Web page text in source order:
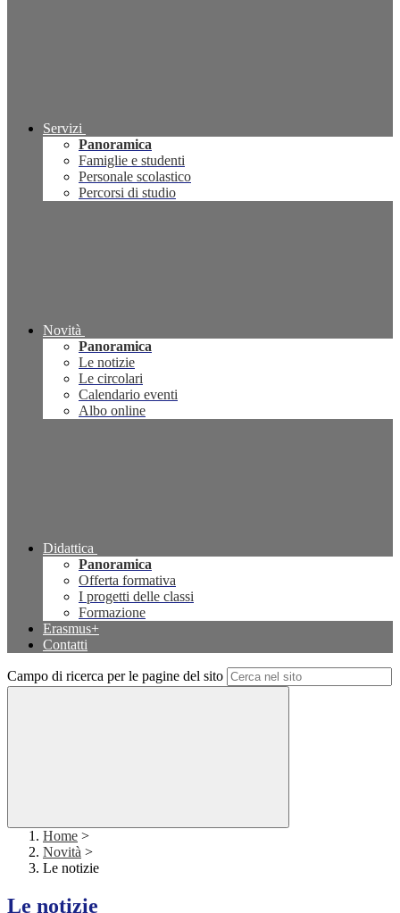
Servizi
Panoramica
Famiglie e studenti
Personale scolastico
Percorsi di studio
Novità
Panoramica
Le notizie
Le circolari
Calendario eventi
Albo online
Didattica
Panoramica
Offerta formativa
I progetti delle classi
Formazione
Erasmus+
Contatti
Campo di ricerca per le pagine del sito
Home >
Novità >
Le notizie
Le notizie